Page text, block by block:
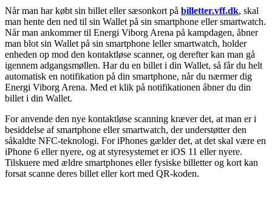
Når man har købt sin billet eller sæsonkort på billetter.vff.dk, skal
man hente den ned til sin Wallet på sin smartphone eller smartwatch.
Når man ankommer til Energi Viborg Arena på kampdagen, åbner
man blot sin Wallet på sin smartphone leller smartwatch, holder
enheden op mod den kontaktløse scanner, og derefter kan man gå
igennem adgangsmøllen. Har du en billet i din Wallet, så får du helt
automatisk en notifikation på din smartphone, når du nærmer dig
Energi Viborg Arena. Med et klik på notifikationen åbner du din
billet i din Wallet.
For anvende den nye kontaktløse scanning kræver det, at man er i
besiddelse af smartphone eller smartwatch, der understøtter den
såkaldte NFC-teknologi. For iPhones gælder det, at det skal være en
iPhone 6 eller nyere, og at styresystemet er iOS 11 eller nyere.
Tilskuere med ældre smartphones eller fysiske billetter og kort kan
forsat scanne deres billet eller kort med QR-koden.